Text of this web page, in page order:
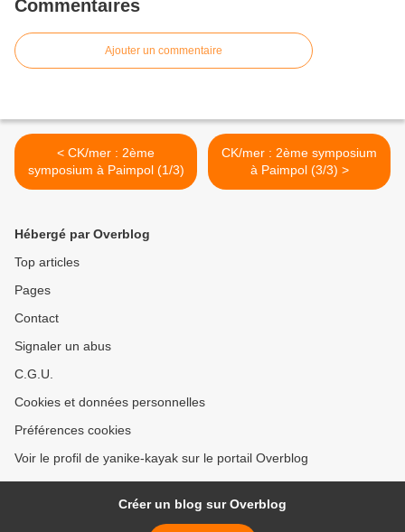
Commentaires
Ajouter un commentaire
< CK/mer : 2ème
symposium à Paimpol (1/3)
CK/mer : 2ème symposium
à Paimpol (3/3) >
Hébergé par Overblog
Top articles
Pages
Contact
Signaler un abus
C.G.U.
Cookies et données personnelles
Préférences cookies
Voir le profil de yanike-kayak sur le portail Overblog
Créer un blog sur Overblog